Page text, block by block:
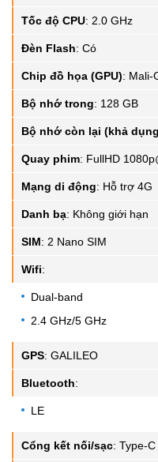
Tốc độ CPU: 2.0 GHz
Đèn Flash: Có
Chip đồ họa (GPU): Mali-
Bộ nhớ trong: 128 GB
Bộ nhớ còn lại (khả
Quay phim: FullHD
Mạng di động: Hỗ trợ 4G
Danh bạ: Không giới hạn
SIM: 2 Nano SIM
Wifi:
Dual-band
2.4 GHz/5 GHz
GPS: GALILEO
Bluetooth:
LE
Cổng kết nối/sạc: Type-C